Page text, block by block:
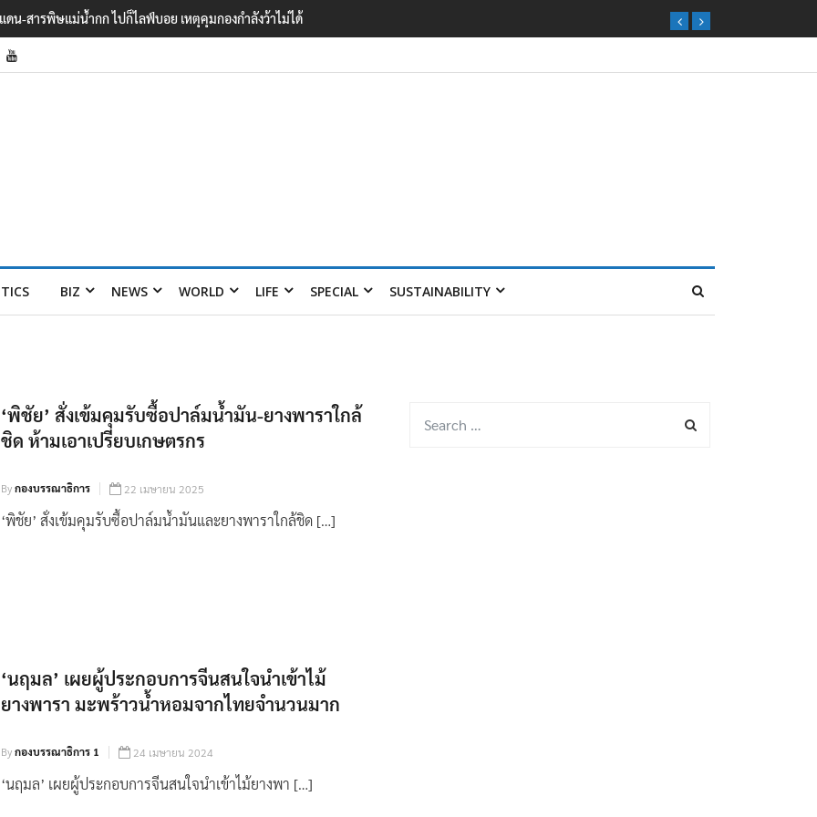
ดน-สารพิษแม่น้ำกก ไปก็ไลฟ์บอย เหตุคุมกองกำลังว้าไม่ได้
BIZ NEWS WORLD LIFE SPECIAL SUSTAINABILITY
‘พิชัย’ สั่งเข้มคุมรับซื้อปาล์มน้ำมัน-ยางพาราใกล้
ชิด ห้ามเอาเปรียบเกษตรกร
Byกองบรรณาธิการ 22 เมษายน 2025
‘พิชัย’ สั่งเข้มคุมรับซื้อปาล์มน้ำมันและยางพาราใกล้ชิด […]
‘นฤมล’ เผยผู้ประกอบการจีนสนใจนำเข้าไม้
ยางพารา มะพร้าวน้ำหอมจากไทยจำนวนมาก
Byกองบรรณาธิการ 1 24 เมษายน 2024
‘นฤมล’ เผยผู้ประกอบการจีนสนใจนำเข้าไม้ยางพา […]